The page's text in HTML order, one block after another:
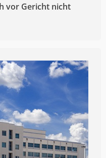
vor Gericht nicht